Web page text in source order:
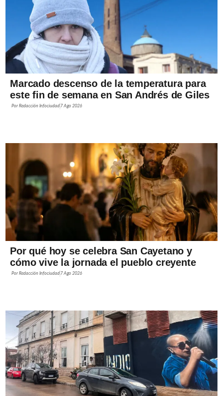
Marcado descenso de la temperatura para
este fin de semana en San Andrés de Giles
PorRedacción Infociudad 7 Ago 2026
Por qué hoy se celebra San Cayetano y
cómo vive la jornada el pueblo creyente
PorRedacción Infociudad 7 Ago 2026